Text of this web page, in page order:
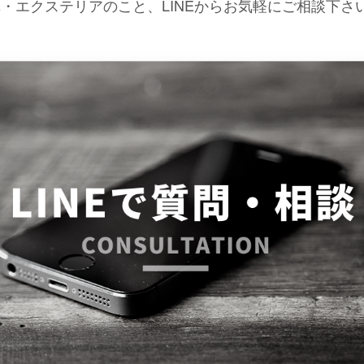
エクステリアのこと、LINEからお気軽にご相談下さ